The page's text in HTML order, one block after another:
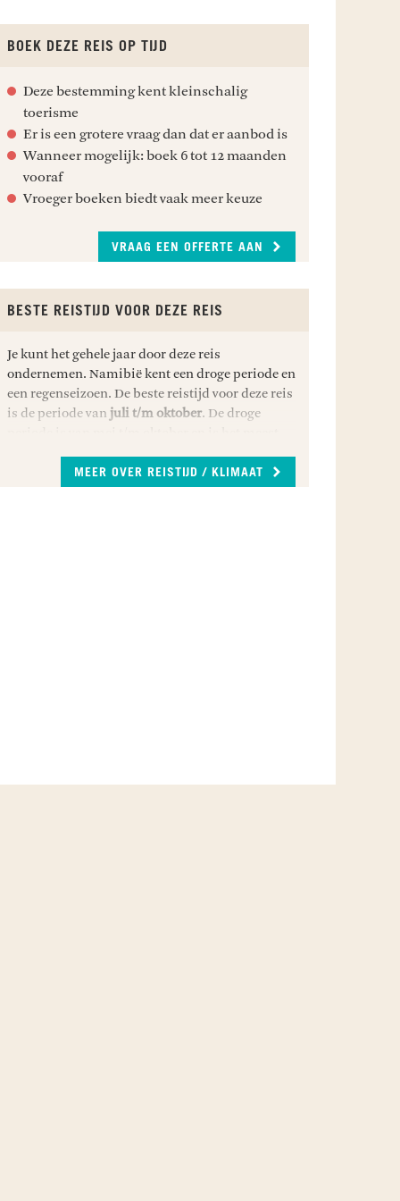
BOEK DEZE REIS OP TIJD
Deze bestemming kent kleinschalig
toerisme
Er is een grotere vraag dan dat er aanbod is
Wanneer mogelijk: boek 6 tot 12 maanden
vooraf
Vroeger boeken biedt vaak meer keuze
VRAAG EEN OFFERTE AAN
BESTE REISTIJD VOOR DEZE REIS
Je kunt het gehele jaar door deze reis
ondernemen. Namibië kent een droge periode en
een regenseizoen. De beste reistijd voor deze reis
is de periode van juli t/m oktober. De droge
maanden december t/m maart valt er meer
regen en veranderen sommige droge gebieden in
MEER OVER REISTIJD / KLIMAAT